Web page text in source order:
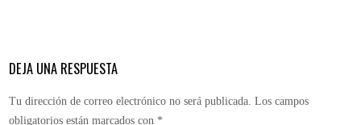
DEJA UNA RESPUESTA
Tu dirección de correo electrónico no será publicada. Los campos
obligatorios están marcados con *